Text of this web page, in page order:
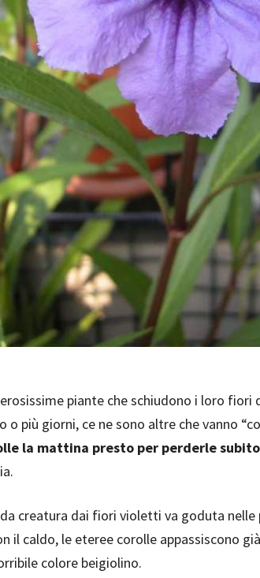
piante che schiudono i loro
o più giorni, ce ne sono altre che vanno
la mattina presto per perderle
creatura dai fiori violetti va goduta nelle
il caldo, le eteree corolle appassiscono
colore beigiolino.